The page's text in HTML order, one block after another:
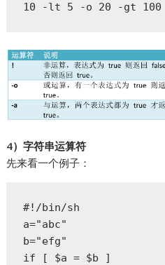
10 -lt 5 -o 20 -gt
4）字符串运算符
先来看一个例子：
#!/bin/sh
a="abc"
b="efg"
if [ $a = $b ]